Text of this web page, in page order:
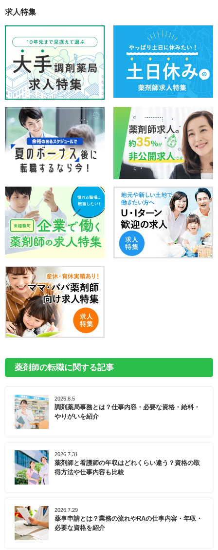
求人特集
薬剤師の転職に関する記事
2026.8.5
調剤薬局事務とは？仕事内容・必要な資格・給料・
やりがいを紹介
2026.7.31
薬剤師と看護師の年収はどれくらい違う？資格の取
得方法や仕事内容も比較
2026.7.29
薬事申請とは？業務の流れやRAの仕事内容・年収・
必要な資格を紹介